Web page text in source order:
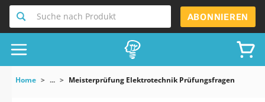
Suche nach Produkt ABONNIEREN
Home ... Meisterprüfung Elektrotechnik Prüfungsfragen